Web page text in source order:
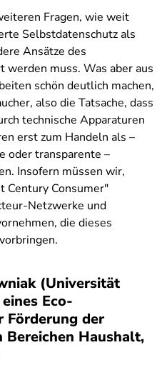
Fragen, wie weit
Selbstdatenschutz als
Ansätze des
muss. Was aber aus
schön deutlich machen,
also die Tatsache, dass
technische Apparaturen
erst zum Handeln als –
oder transparente –
Insofern müssen wir,
Century Consumer"
Netzwerke und
die dieses
(Universität
Eco-
Förderung der
Haushalt,